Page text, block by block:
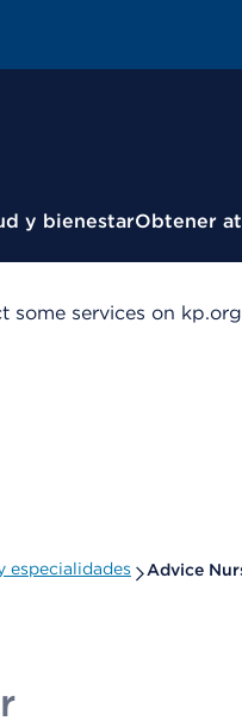
y bienestarObtener
some services on
especialidades Advice